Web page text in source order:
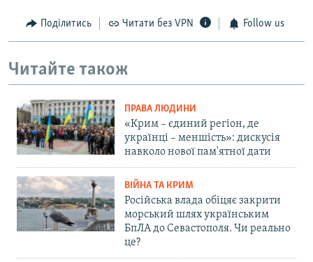
Поділитись Читати без VPN Follow us
Читайте також
ПРАВА ЛЮДИНИ
«Крим – єдиний регіон, де
українці – меншість»: дискусія
навколо нової пам'ятної дати
ВІЙНА ТА КРИМ
Російська влада обіцяє закрити
морський шлях українським
БпЛА до Севастополя. Чи реально
це?